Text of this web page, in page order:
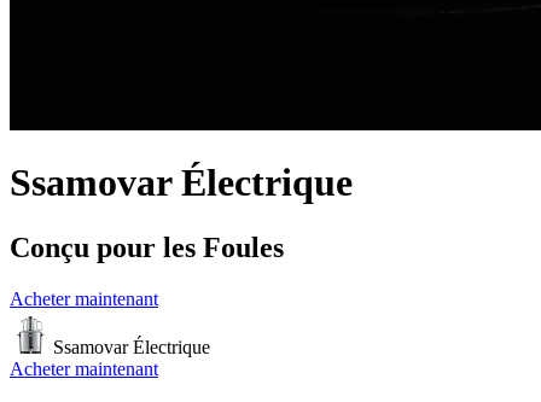
Ssamovar Électrique
Conçu pour les Foules
Acheter maintenant
Ssamovar Électrique
Acheter maintenant